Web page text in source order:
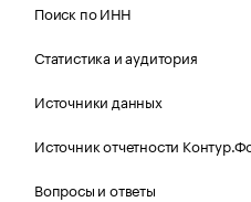
Поиск по ИНН
Статистика и аудитория
Источники данных
Источник отчетности
Вопросы и ответы